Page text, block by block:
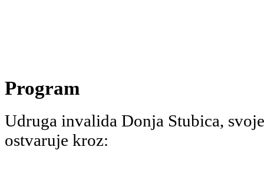
Program
Udruga invalida Donja Stubica,
ostvaruje kroz: